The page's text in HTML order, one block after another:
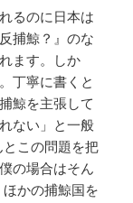
るのに日本は
捕鯨？』のな
ます。しか
丁寧に書くと
鯨を主張して
ない」と一般
この問題を把
の場合はそん
かの捕鯨国を